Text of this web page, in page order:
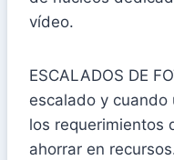
vídeo.
ESCALADOS DE
escalado y cuando
los requerimientos
ahorrar en